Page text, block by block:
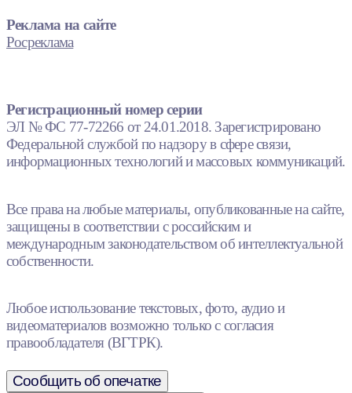
Реклама на сайте
Росреклама
Регистрационный номер серии
ЭЛ № ФС 77-72266 от 24.01.2018. Зарегистрировано
Федеральной службой по надзору в сфере связи,
информационных технологий и массовых коммуникаций.
Все права на любые материалы, опубликованные на сайте,
защищены в соответствии с российским и
международным законодательством об интеллектуальной
собственности.
Любое использование текстовых, фото, аудио и
видеоматериалов возможно только с согласия
правообладателя (ВГТРК).
Сообщить об опечатке